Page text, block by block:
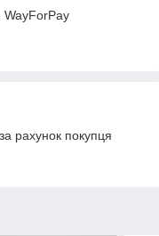
рахунок покупця